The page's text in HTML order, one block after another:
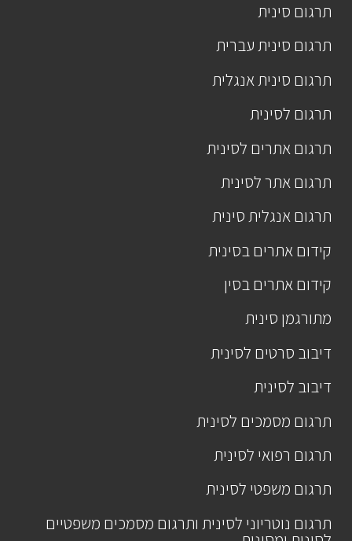
תרגום סינית
תרגום סינית עברית
תרגום סינית אנגלית
תרגום לסינית
תרגום אתרים לסינית
תרגום אתר לסינית
תרגום אנגלית סינית
קידום אתרים בסינית
קידום אתרים בסין
מתורגמן סינית
דיבוב סרטים לסינית
דיבוב לסינית
תרגום מסמכים לסינית
תרגום רפואי לסינית
תרגום משפטי לסינית
תרגום נוטריוני לסינית ותרגום מסמכים משפטיים